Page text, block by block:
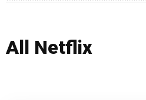
All Netflix